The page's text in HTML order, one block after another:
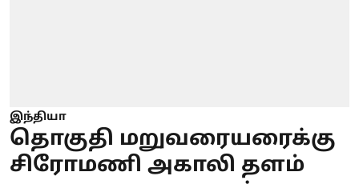
இந்தியா
தொகுதி மறுவரையரைக்கு
சிரோமணி அகாலி தளம்